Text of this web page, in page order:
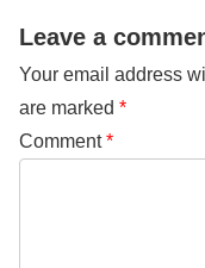
Leave a
Your email address
are marked *
Comment*